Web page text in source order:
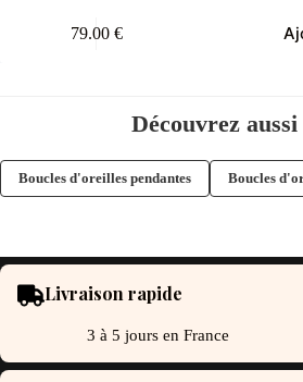
79.00 €
Découvrez aussi
Boucles d'oreilles pendantes Boucles
Livraison rapide
3 à 5 jours en France